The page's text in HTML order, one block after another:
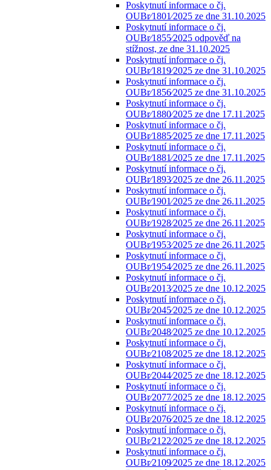
Poskytnutí informace o čj.
OUBr⁄1801⁄2025 ze dne 31.10.2025
Poskytnutí informace o čj.
OUBr⁄1855⁄2025 odpověď na
stížnost, ze dne 31.10.2025
Poskytnutí informace o čj.
OUBr⁄1819⁄2025 ze dne 31.10.2025
Poskytnutí informace o čj.
OUBr⁄1856⁄2025 ze dne 31.10.2025
Poskytnutí informace o čj.
OUBr⁄1880⁄2025 ze dne 17.11.2025
Poskytnutí informace o čj.
OUBr⁄1885⁄2025 ze dne 17.11.2025
Poskytnutí informace o čj.
OUBr⁄1881⁄2025 ze dne 17.11.2025
Poskytnutí informace o čj.
OUBr⁄1893⁄2025 ze dne 26.11.2025
Poskytnutí informace o čj.
OUBr⁄1901⁄2025 ze dne 26.11.2025
Poskytnutí informace o čj.
OUBr⁄1928⁄2025 ze dne 26.11.2025
Poskytnutí informace o čj.
OUBr⁄1953⁄2025 ze dne 26.11.2025
Poskytnutí informace o čj.
OUBr⁄1954⁄2025 ze dne 26.11.2025
Poskytnutí informace o čj.
OUBr⁄2013⁄2025 ze dne 10.12.2025
Poskytnutí informace o čj.
OUBr⁄2045⁄2025 ze dne 10.12.2025
Poskytnutí informace o čj.
OUBr⁄2048⁄2025 ze dne 10.12.2025
Poskytnutí informace o čj.
OUBr⁄2108⁄2025 ze dne 18.12.2025
Poskytnutí informace o čj.
OUBr⁄2044⁄2025 ze dne 18.12.2025
Poskytnutí informace o čj.
OUBr⁄2077⁄2025 ze dne 18.12.2025
Poskytnutí informace o čj.
OUBr⁄2076⁄2025 ze dne 18.12.2025
Poskytnutí informace o čj.
OUBr⁄2122⁄2025 ze dne 18.12.2025
Poskytnutí informace o čj.
OUBr⁄2109⁄2025 ze dne 18.12.2025